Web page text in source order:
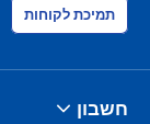
תמיכת לקוחות
חשבון